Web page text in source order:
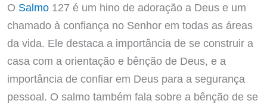
O Salmo127 é um hino de adoração a Deus e um
chamado à confiança no Senhor em todas as áreas
da vida. Ele destaca a importância de se construir a
casa com a orientação e bênção de Deus, e a
importância de confiar em Deus para a segurança
pessoal. O salmo também fala sobre a bênção de se